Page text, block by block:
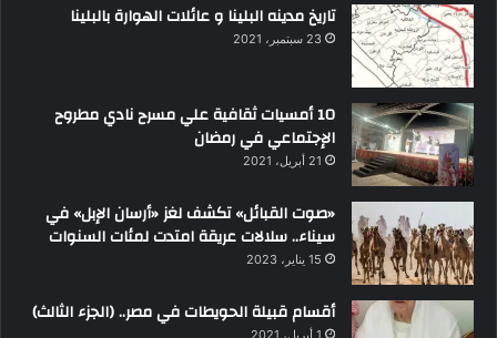
تاريخ مدينه البلينا و عائلات الهوارة بالبلينا
23 سبتمبر، 2021
10 أمسيات ثقافية علي مسرح نادي مطروح
الإجتماعي في رمضان
21 أبريل، 2021
«صوت القبائل» تكشف لغز «أرسان الإبل» في
سيناء.. سلالات عريقة امتدت لمئات السنوات
15 يناير، 2023
أقسام قبيلة الحويطات في مصر.. (الجزء الثالث)
1 أبريل، 2021